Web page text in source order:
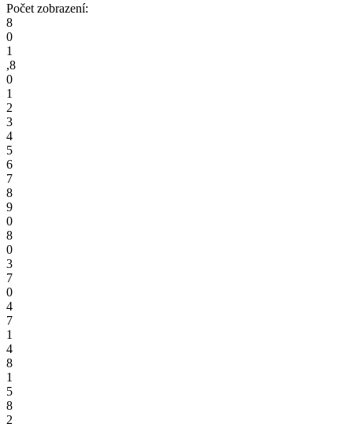
Počet zobrazení:
8
0
1
,8
0
1
2
3
4
5
6
7
8
9
0
8
0
3
7
0
4
7
1
4
8
1
5
8
2